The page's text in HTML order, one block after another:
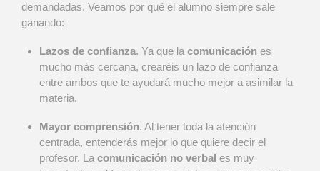
demandadas. Veamos por qué el alumno siempre sale
ganando:
Lazos de confianza. Ya que lacomunicación es
mucho más cercana, crearéis un lazo de confianza
entre ambos que te ayudará mucho mejor a asimilar la
materia.
Mayor comprensión. Al tener toda la atención
centrada, entenderás mejor lo que quiere decir el
profesor. Lacomunicación no verbal es muy